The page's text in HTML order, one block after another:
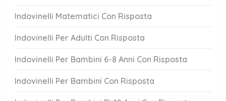
Indovinelli Matematici Con Risposta
Indovinelli Per Adulti Con Risposta
Indovinelli Per Bambini 6-8 Anni Con Risposta
Indovinelli Per Bambini Con Risposta